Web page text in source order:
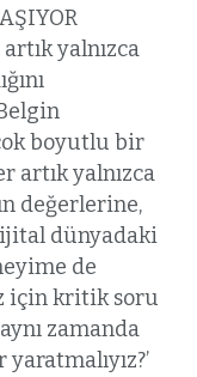
yalnızca
boyutlu bir
artık yalnızca
değerlerine,
dünyadaki
de
için kritik soru
zamanda
yaratmalıyız?’